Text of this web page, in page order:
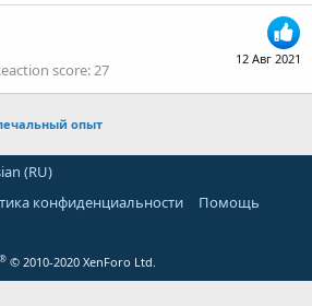
12 Авг 2021
score 27
опыт
(RU)
конфиденциальности
Помощь
® © 2010-2020 XenForo Ltd.